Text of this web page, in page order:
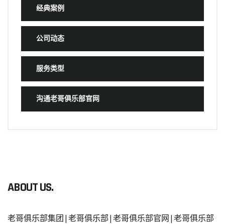
经典案例
公司动态
服务类型
沟通老哥俱乐部官网
ABOUT US.
老哥俱乐部集团|老哥俱乐部|老哥俱乐部官网|老哥俱乐部